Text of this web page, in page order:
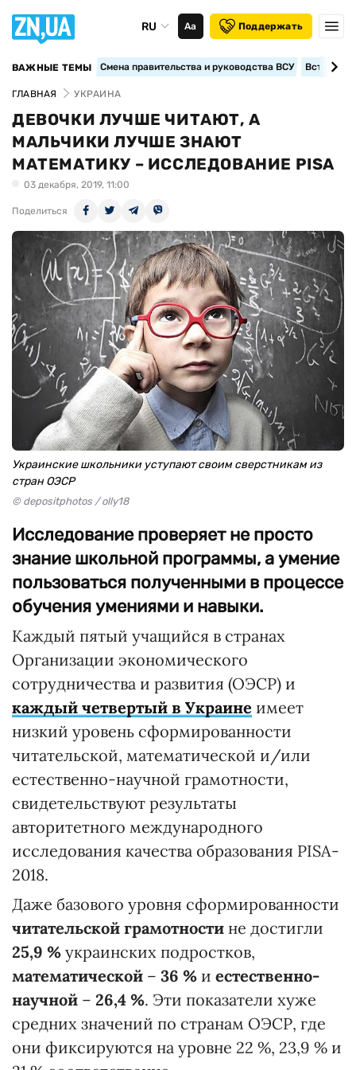
RU Аа Поддержать
ВАЖНЫЕ ТЕМЫ Смена правительства и руководства ВСУ
ГЛАВНАЯ УКРАИНА
ДЕВОЧКИ ЛУЧШЕ ЧИТАЮТ, А
МАЛЬЧИКИ ЛУЧШЕ ЗНАЮТ
МАТЕМАТИКУ – ИССЛЕДОВАНИЕ PISA
03 декабря, 2019, 11:00
Поделиться
Украинские школьники уступают своим сверстникам из
стран ОЭСР
© depositphotos / olly18
Исследование проверяет не просто
знание школьной программы, а умение
пользоваться полученными в процессе
обучения умениями и навыки.
Каждый пятый учащийся в странах
Организации экономического
сотрудничества и развития (ОЭСР) и
каждый четвертый в Украине имеет
низкий уровень сформированности
читательской, математической и/или
естественно-научной грамотности,
свидетельствуют результаты
авторитетного международного
исследования качества образования PISA-
2018.
Даже базового уровня сформированности
читательской грамотности не достигли
25,9 % украинских подростков,
математической – 36 % и естественно-
научной – 26,4 %. Эти показатели хуже
средних значений по странам ОЭСР, где
они фиксируются на уровне 22 %, 23,9 % и